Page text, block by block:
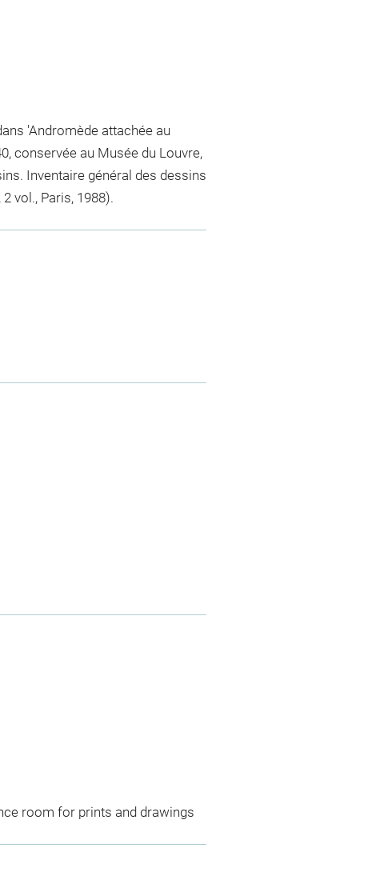
'Andromède attachée au
conservée au Musée du Louvre,
Inventaire général des dessins
vol., Paris, 1988).
room for prints and drawings